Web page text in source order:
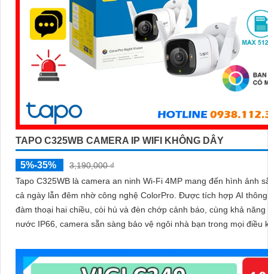
TAPO C325WB CAMERA IP WIFI KHÔNG DÂY
5%-35%
3,190,000 ₫
Tapo C325WB là camera an ninh Wi-Fi 4MP mang đến hình ảnh
cả ngày lẫn đêm nhờ công nghệ ColorPro. Được tích hợp AI thông minh,
đàm thoại hai chiều, còi hú và đèn chớp cảnh báo, cùng khả năng
nước IP66, camera sẵn sàng bảo vệ ngôi nhà bạn trong mọi điều